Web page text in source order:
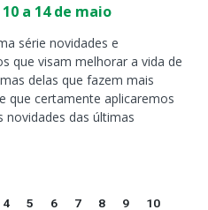
a 14 de maio
série novidades e
que visam melhorar a vida de
delas que fazem mais
que certamente aplicaremos
novidades das últimas
4 5 6 7 8 9
10